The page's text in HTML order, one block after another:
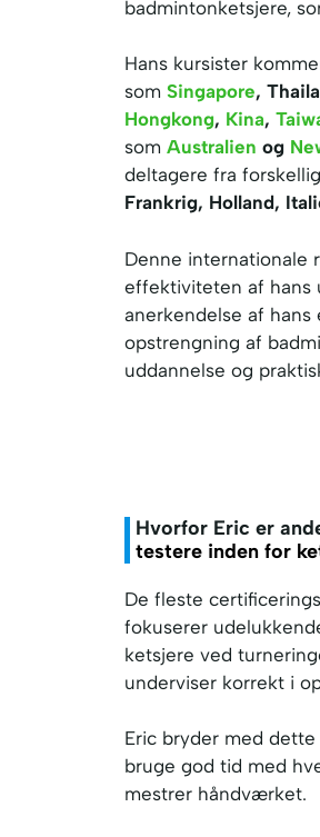
badmintonketsjere,
Hans kursister
som Singapore,
Hongkong, Kina,
som Australien og
deltagere fra
Frankrig, Holland,
Denne internationale
effektiviteten af hans
anerkendelse af
opstrengning af
uddannelse og
Hvorfor Eric er
testere inden for
De fleste
fokuserer
ketsjere ved
underviser korrekt i
Eric bryder med
bruge god tid med
mestrer håndværket.